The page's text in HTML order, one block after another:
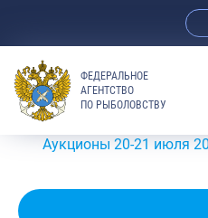
ФЕДЕРАЛЬНОЕ
АГЕНТСТВО
ПО РЫБОЛОВСТВУ
Аукционы 20-21 июля 2026 г.